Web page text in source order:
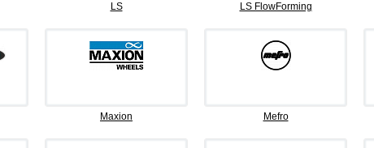
LS LS FlowForming
Maxion Mefro